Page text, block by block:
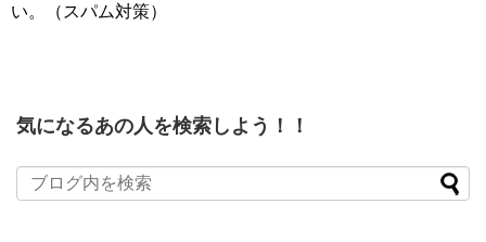
い。（スパム対策）
気になるあの人を検索しよう！！